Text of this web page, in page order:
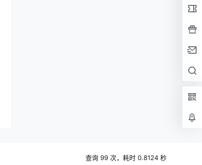
查询 99 次，耗时 0.8124 秒